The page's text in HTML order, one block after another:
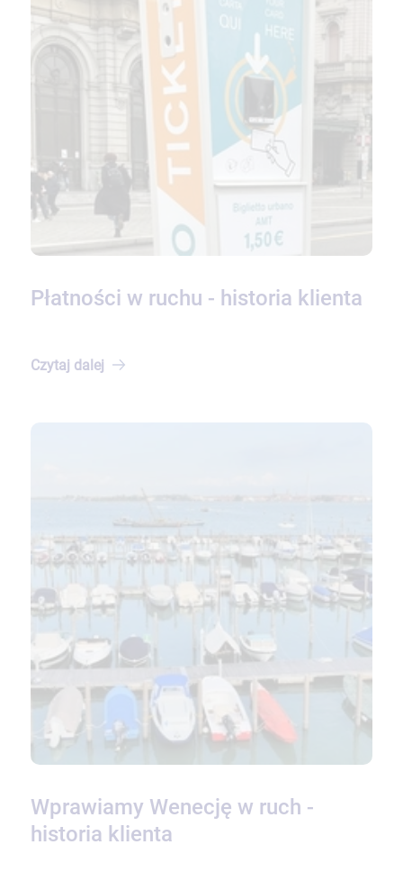
Płatności w ruchu - historia klienta
Czytaj dalej
Wprawiamy Wenecję w ruch -
historia klienta